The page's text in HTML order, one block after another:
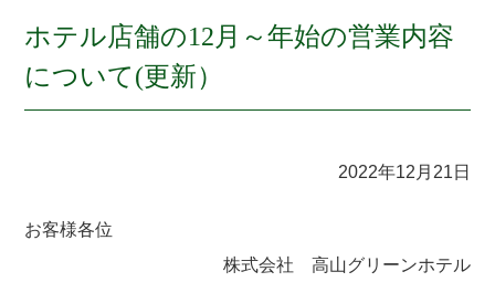
ホテル店舗の12月～年始の営業内容
について(更新）
2022年12月21日
お客様各位
株式会社 高山グリーンホテル